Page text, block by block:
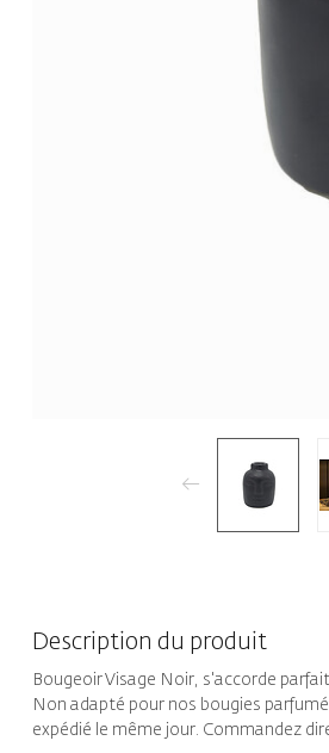
Description du produit
Bougeoir Visage Noir, s'accorde
Non adapté pour nos bougies
expédié le même jour. Commandez